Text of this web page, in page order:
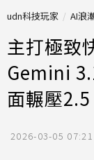
udn科技玩家 AI浪
主打極致
Gemini
面輾壓
2026-03-05 07:21